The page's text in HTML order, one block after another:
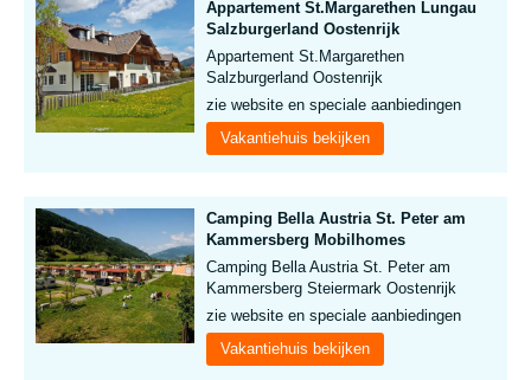
Appartement St.Margarethen Lungau
Salzburgerland Oostenrijk
Appartement St.Margarethen
Salzburgerland Oostenrijk
zie website en speciale aanbiedingen
Vakantiehuis bekijken
Camping Bella Austria St. Peter am
Kammersberg Mobilhomes
Camping Bella Austria St. Peter am
Kammersberg Steiermark Oostenrijk
zie website en speciale aanbiedingen
Vakantiehuis bekijken